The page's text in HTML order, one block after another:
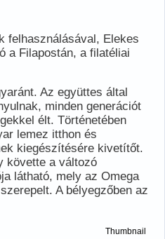
felhasználásával, Elekes
a Filapostán, a filatéliai
Az együttes által
minden generációt
élt. Történetében
lemez itthon és
kiegészítésére kivetítőt.
követte a változó
látható, mely az Omega
A bélyegzőben az
Thumbnail